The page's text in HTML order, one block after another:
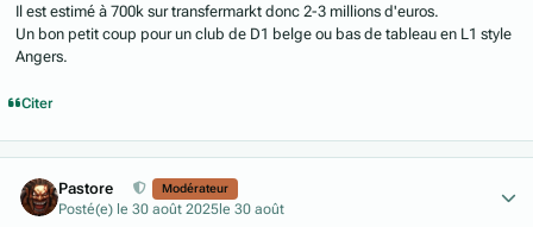
Il est estimé à 700k sur transfermarkt donc 2-3 millions d'euros.
Un bon petit coup pour un club de D1 belge ou bas de tableau en L1 style
Angers.
Citer
Pastore Modérateur
Posté(e) le 30 août 2025 le 30 août